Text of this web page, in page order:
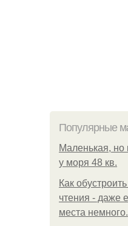
Популярные
Маленькая, но
у моря 48 кв.
Как
чтения - даже
места немного.